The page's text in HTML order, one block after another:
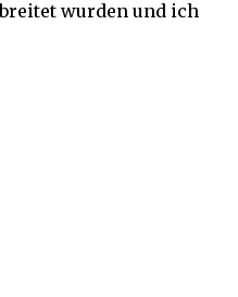
wurden und ich